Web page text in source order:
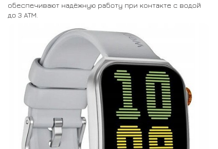
обеспечивают надёжную работу при контакте с водой
до 3 ATM.